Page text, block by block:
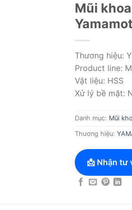
Mũi
Thương hiệu:
Product line:
Vật liệu: HSS
Xử lý bề mặt:
Danh mục: Mũi
Thương hiệu:
📩 Nhận tư